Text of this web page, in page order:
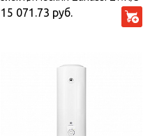
80 Orfeus DH
15 071.73 руб.